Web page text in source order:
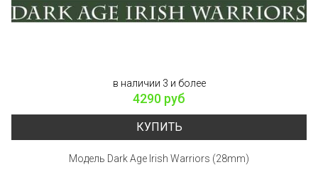
в наличии 3 и более
4290 руб
КУПИТЬ
Модель Dark Age Irish Warriors (28mm)